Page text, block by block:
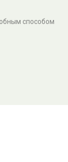
способом